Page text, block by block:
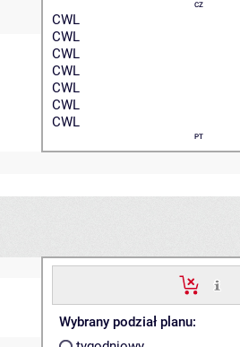
CZ
CWL
CWL
CWL
CWL
CWL
CWL
CWL
PT
Wybrany podział planu: